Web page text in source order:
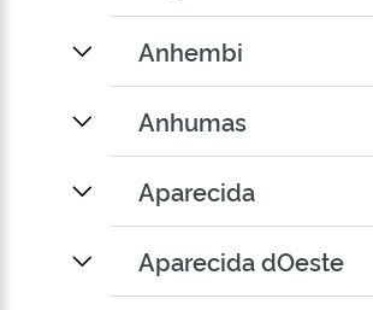
Anhembi
Anhumas
Aparecida
Aparecida dOeste